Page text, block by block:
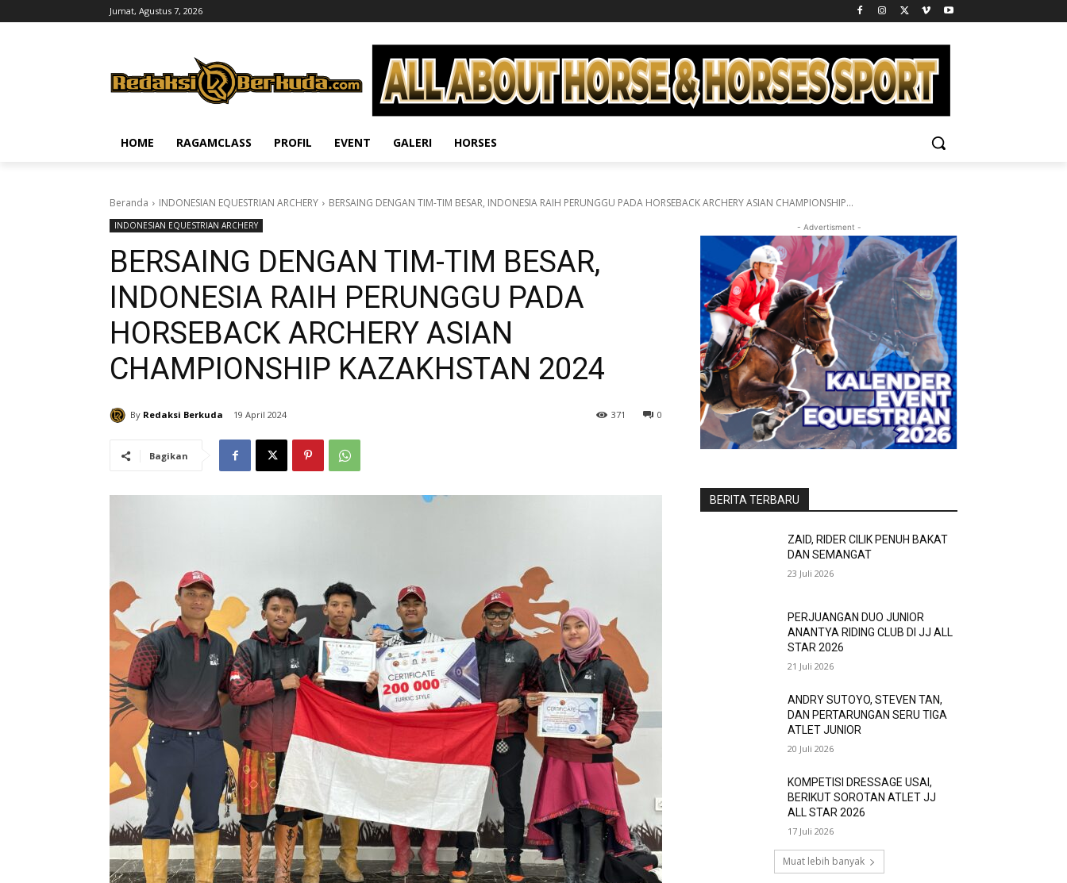
Jumat, Agustus 7, 2026
HOME RAGAMCLASS PROFIL EVENT GALERI HORSES
Beranda INDONESIAN EQUESTRIAN ARCHERY BERSAING DENGAN TIM-TIM BESAR, INDONESIA RAIH PERUNGGU PADA HORSEBACK ARCHERY ASIAN CHAMPIONSHIP...
INDONESIAN EQUESTRIAN ARCHERY
BERSAING DENGAN TIM-TIM BESAR,
INDONESIA RAIH PERUNGGU PADA
HORSEBACK ARCHERY ASIAN
CHAMPIONSHIP KAZAKHSTAN 2024
By Redaksi Berkuda 19 April 2024 0
371
Bagikan
- Advertisment -
BERITA TERBARU
ZAID, RIDER CILIK PENUH BAKAT
DAN SEMANGAT
23 Juli 2026
PERJUANGAN DUO JUNIOR
ANANTYA RIDING CLUB DI JJ ALL
STAR 2026
21 Juli 2026
ANDRY SUTOYO, STEVEN TAN,
DAN PERTARUNGAN SERU TIGA
ATLET JUNIOR
20 Juli 2026
KOMPETISI DRESSAGE USAI,
BERIKUT SOROTAN ATLET JJ
ALL STAR 2026
17 Juli 2026
Muat lebih banyak